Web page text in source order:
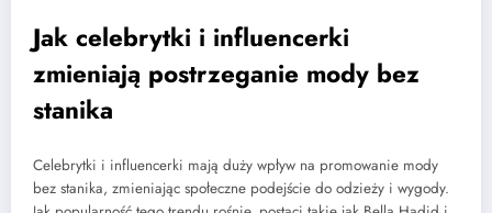
Jak celebrytki i influencerki
zmieniają postrzeganie mody bez
stanika
Celebrytki i influencerki mają duży wpływ na promowanie mody
bez stanika, zmieniając społeczne podejście do odzieży i wygody.